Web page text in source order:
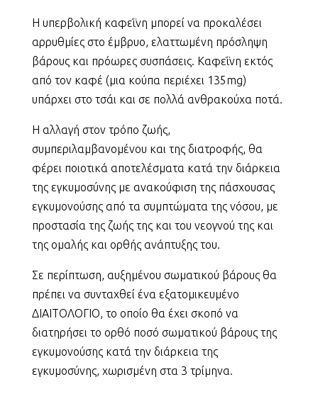
Η υπερβολική καφεΐνη μπορεί να προκαλέσει
αρρυθμίες στο έμβρυο, ελαττωμένη πρόσληψη
βάρους και πρόωρες συσπάσεις. Καφεΐνη εκτός
από τον καφέ (μια κούπα περιέχει 135mg)
υπάρχει στο τσάι και σε πολλά ανθρακούχα ποτά.
Η αλλαγή στον τρόπο ζωής,
συμπεριλαμβανομένου και της διατροφής, θα
φέρει ποιοτικά αποτελέσματα κατά την διάρκεια
της εγκυμοσύνης με ανακούφιση της πάσχουσας
εγκυμονούσης από τα συμπτώματα της νόσου, με
προστασία της ζωής της και του νεογνού της και
της ομαλής και ορθής ανάπτυξης του.
Σε περίπτωση, αυξημένου σωματικού βάρους θα
πρέπει να συνταχθεί ένα εξατομικευμένο
ΔΙΑΙΤΟΛΟΓΙΟ, το οποίο θα έχει σκοπό να
διατηρήσει το ορθό ποσό σωματικού βάρους της
εγκυμονούσης κατά την διάρκεια της
εγκυμοσύνης, χωρισμένη στα 3 τρίμηνα.